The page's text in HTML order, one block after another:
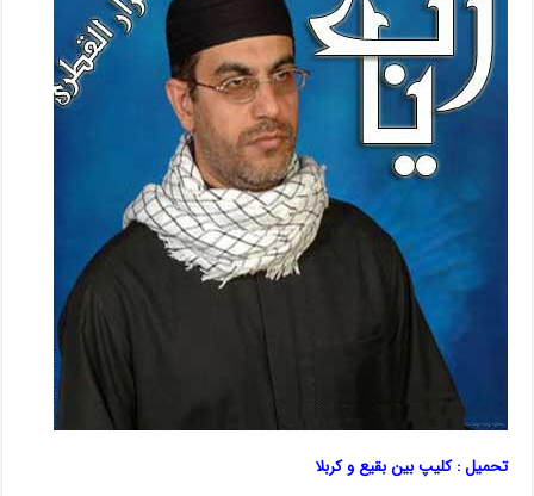
تحمیل : کلیپ بین بقیع و کربلا